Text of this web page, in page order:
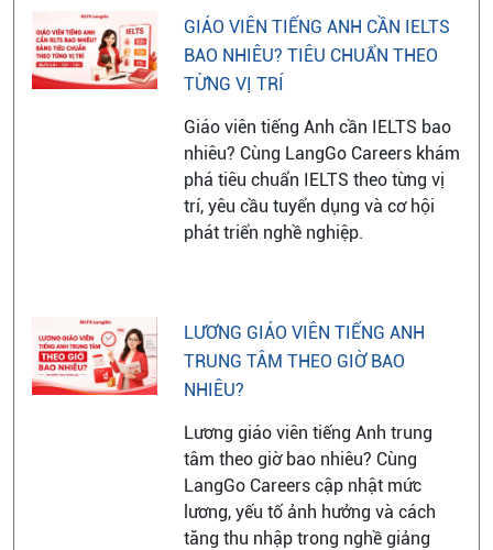
GIÁO VIÊN TIẾNG ANH CẦN IELTS
BAO NHIÊU? TIÊU CHUẨN THEO
TỪNG VỊ TRÍ
Giáo viên tiếng Anh cần IELTS bao
nhiêu? Cùng LangGo Careers khám
phá tiêu chuẩn IELTS theo từng vị
trí, yêu cầu tuyển dụng và cơ hội
phát triển nghề nghiệp.
LƯƠNG GIÁO VIÊN TIẾNG ANH
TRUNG TÂM THEO GIỜ BAO
NHIÊU?
Lương giáo viên tiếng Anh trung
tâm theo giờ bao nhiêu? Cùng
LangGo Careers cập nhật mức
lương, yếu tố ảnh hưởng và cách
tăng thu nhập trong nghề giảng